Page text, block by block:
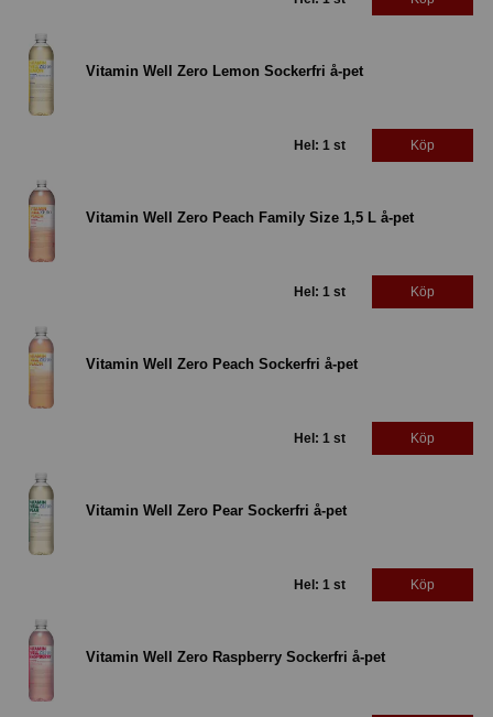
Vitamin Well Zero Lemon Sockerfri å-pet
Hel: 1 st Köp
Vitamin Well Zero Peach Family Size 1,5 L å-pet
Hel: 1 st Köp
Vitamin Well Zero Peach Sockerfri å-pet
Hel: 1 st Köp
Vitamin Well Zero Pear Sockerfri å-pet
Hel: 1 st Köp
Vitamin Well Zero Raspberry Sockerfri å-pet